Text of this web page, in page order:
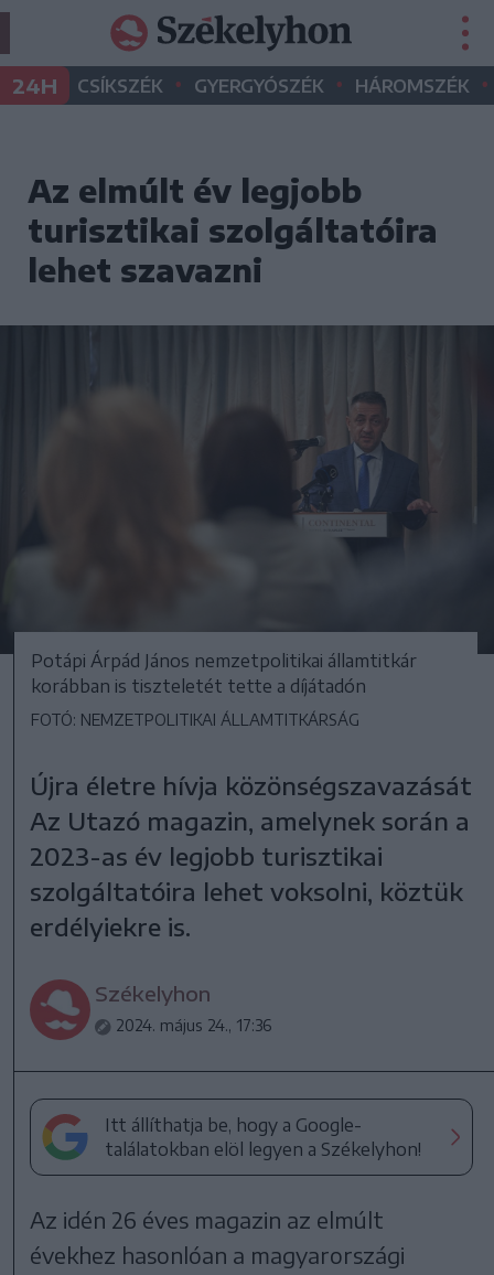
24H CSÍKSZÉK • GYERGYÓSZÉK • HÁROMSZÉK •
Az elmúlt év legjobb
turisztikai szolgáltatóira
lehet szavazni
Potápi Árpád János nemzetpolitikai államtitkár
korábban is tiszteletét tette a díjátadón
FOTÓ: NEMZETPOLITIKAI ÁLLAMTITKÁRSÁG
Újra életre hívja közönségszavazását
Az Utazó magazin, amelynek során a
2023-as év legjobb turisztikai
szolgáltatóira lehet voksolni, köztük
erdélyiekre is.
Székelyhon
2024. május 24., 17:36
Itt állíthatja be, hogy a Google-
találatokban elöl legyen a Székelyhon!
Az idén 26 éves magazin az elmúlt
évekhez hasonlóan a magyarországi